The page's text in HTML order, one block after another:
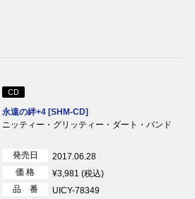
CD
永遠の絆+4 [SHM-CD]
ニッティー・グリッティー・ダート・バンド
発売日
2017.06.28
価 格
¥3,981 (税込)
品 番
UICY-78349